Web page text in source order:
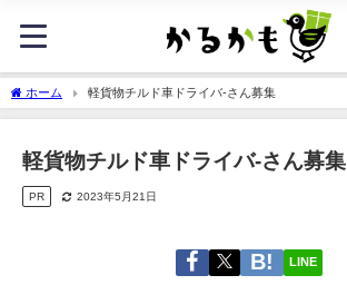
ホーム 軽貨物チルド車ドライバ-さん募集
軽貨物チルド車ドライバ-さん募集
PR 2023年5月21日
LINE